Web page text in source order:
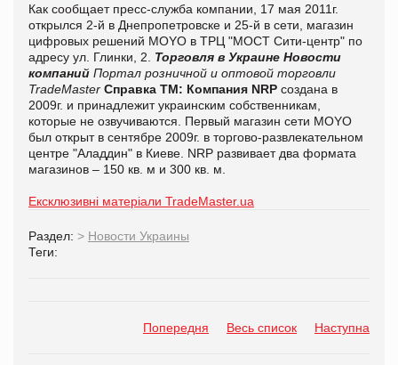
Как сообщает пресс-служба компании, 17 мая 2011г.
открылся 2-й в Днепропетровске и 25-й в сети, магазин
цифровых решений MOYO в ТРЦ "МОСТ Сити-центр" по
адресу ул. Глинки, 2. Торговля в Украине Новости
компаний Портал розничной и оптовой торговли
TradeMaster Справка ТМ: Компания NRP создана в
2009г. и принадлежит украинским собственникам,
которые не озвучиваются. Первый магазин сети MOYO
был открыт в сентябре 2009г. в торгово-развлекательном
центре "Аладдин" в Киеве. NRP развивает два формата
магазинов – 150 кв. м и 300 кв. м.
Ексклюзивні матеріали TradeMaster.ua
Раздел: > Новости Украины
Теги:
Попередня Весь список Наступна